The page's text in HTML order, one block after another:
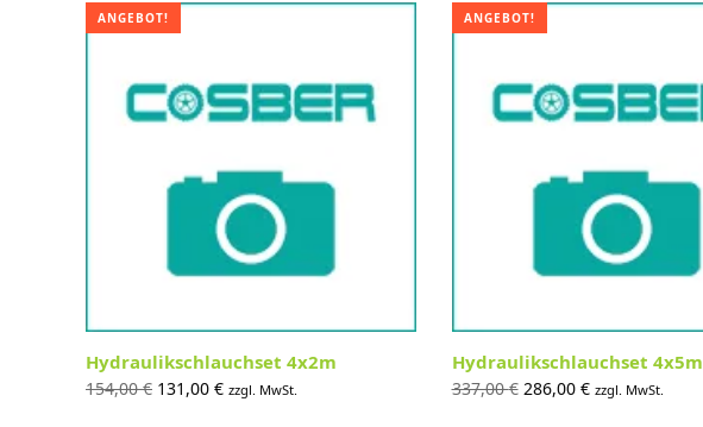
ANGEBOT!
Hydraulikschlauchset 4x2m
154,00€ Ursprünglicher
131,00 €Aktueller
zzgl. MwSt.
ANGEBOT!
Hydraulikschlauchset 4x5m
337,00€ Ursprünglicher
286,00 €Aktueller
zzgl. MwSt.